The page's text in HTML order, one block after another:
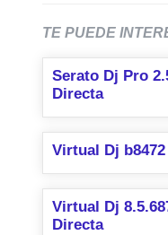
TE PUEDE
Serato Dj Pro
Directa
Virtual Dj
Virtual Dj
Directa